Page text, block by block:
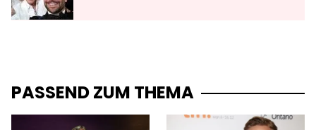
PASSEND ZUM THEMA